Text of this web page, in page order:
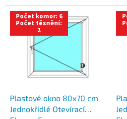
Počet komor: 6
Počet těsnění:
2
Plastové okno 80x70 cm
Jednokřídlé Otevírací